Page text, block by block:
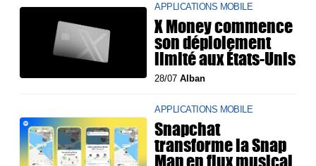
APPLICATIONS MOBILE
X Money commence
son déploiement
limité aux États-Unis
28/07Alban
APPLICATIONS MOBILE
Snapchat
transforme la Snap
Map en flux musical